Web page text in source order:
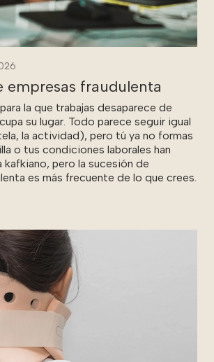
empresas fraudulenta
la que trabajas desaparece de
su lugar. Todo parece seguir igual
la actividad), pero tú ya no formas
o tus condiciones laborales han
kafkiano, pero la sucesión de
es más frecuente de lo que crees.